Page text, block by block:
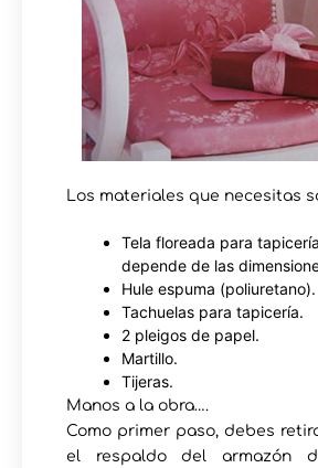
Los materiales que necesitas
Tela floreada para
depende de las
Hule espuma (poliuretano).
Tachuelas para tapicería.
2 pleigos de papel.
Martillo.
Tijeras.
Manos a la obra….
Como primer paso, debes
el respaldo del armazón